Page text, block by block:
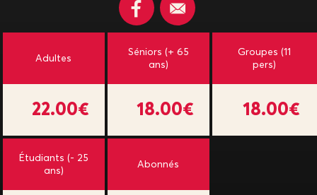
Adultes
22.00€
Séniors (+ 65
ans)
18.00€
Groupes (11
pers)
18.00€
Étudiants (- 25
ans)
Abonnés